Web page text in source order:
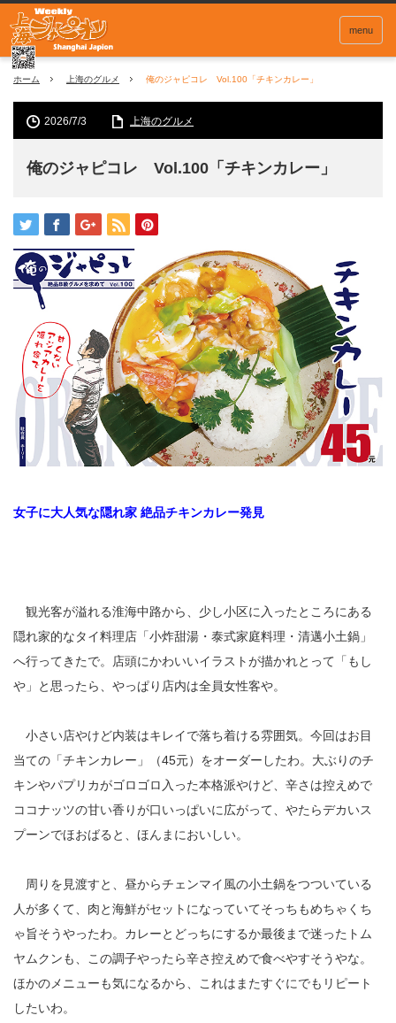
menu
ホーム 上海のグルメ 俺のジャピコレ Vol.100「チキンカレー」
2026/7/3 上海のグルメ
俺のジャピコレ Vol.100「チキンカレー」
女子に大人気な隠れ家 絶品チキンカレー発見
観光客が溢れる淮海中路から、少し小区に入ったところにある
隠れ家的なタイ料理店「小炸甜湯・泰式家庭料理・清邁小土鍋」
へ行ってきたで。店頭にかわいいイラストが描かれとって「もし
や」と思ったら、やっぱり店内は全員女性客や。
小さい店やけど内装はキレイで落ち着ける雰囲気。今回はお目
当ての「チキンカレー」（45元）をオーダーしたわ。大ぶりのチ
キンやパプリカがゴロゴロ入った本格派やけど、辛さは控えめで
ココナッツの甘い香りが口いっぱいに広がって、やたらデカいス
プーンでほおばると、ほんまにおいしい。
周りを見渡すと、昼からチェンマイ風の小土鍋をつついている
人が多くて、肉と海鮮がセットになっていてそっちもめちゃくち
ゃ旨そうやったわ。カレーとどっちにするか最後まで迷ったトム
ヤムクンも、この調子やったら辛さ控えめで食べやすそうやな。
ほかのメニューも気になるから、これはまたすぐにでもリピート
したいわ。